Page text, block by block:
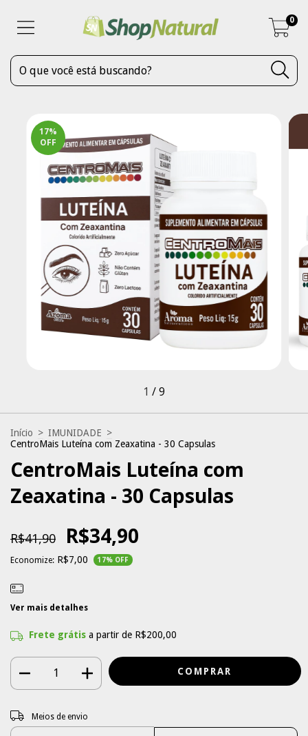
0
17%
OFF
1 /9
Início > IMUNIDADE >
CentroMais Luteína com Zeaxatina - 30 Capsulas
CentroMais Luteína com
Zeaxatina - 30 Capsulas
R$41,90 R$34,90
Economize: R$7,00 17% OFF
Ver mais detalhes
Frete grátis a partir de R$200,00
Entregas para o CEP:
Meios de envio